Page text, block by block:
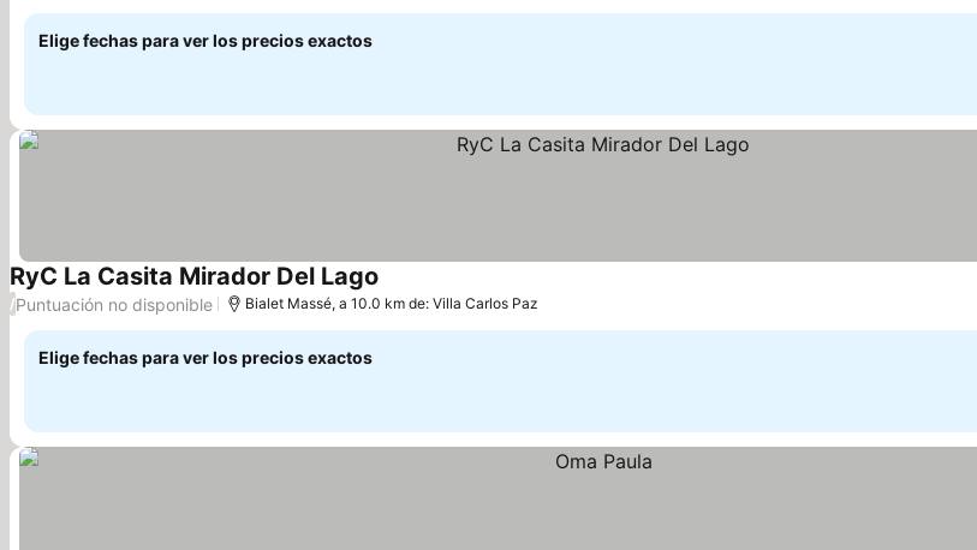
Elige fechas para ver los precios exactos
RyC La Casita Mirador Del Lago
/Puntuación no disponible Bialet Massé, a 10.0 km de: Villa Carlos Paz
Elige fechas para ver los precios exactos